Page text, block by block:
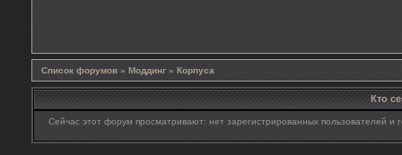
Список форумов » Моддинг » Корпуса
Кто
Сейчас этот форум просматривают: нет зарегистрированных пользователей и